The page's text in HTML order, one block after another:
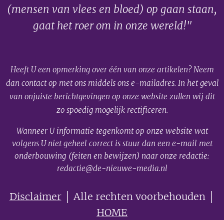
(mensen van vlees en bloed) op gaan staan,
gaat het roer om in onze wereld!"
Heeft U een opmerking over één van onze artikelen? Neem
dan contact op met ons middels ons e-mailadres. In het geval
van onjuiste berichtgevingen op onze website zullen wij dit
zo spoedig mogelijk rectificeren.
Wanneer U informatie tegenkomt op onze website wat
volgens U niet geheel correct is stuur dan een e-mail met
onderbouwing (feiten en bewijzen) naar onze redactie:
redactie@de-nieuwe-media.nl
Disclaimer│ Alle rechten voorbehouden │
HOME